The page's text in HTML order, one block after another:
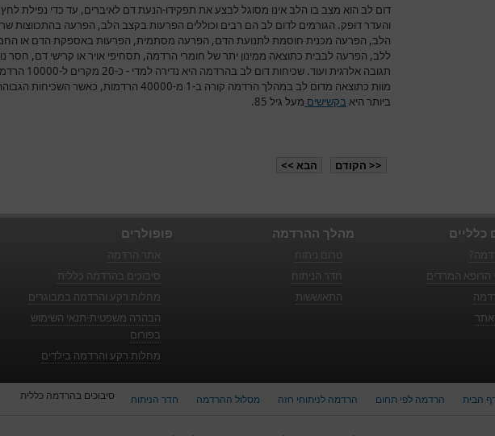
דום לב הוא מצב בו הלב אינו מסוגל לבצע את תפקידו-הנעת דם לאיברים, עד כדי נפילת
והעדר דופק. הגורמים לדום לב הם רבים וכוללים הפרעות בקצב הלב, הפרעה בהתכווצות
הלב, הפרעה מכנית חוסמת לתנועת הדם, הפרעה מסתמית, הפרעות באספקת הדם או
ללב, הפרעה לבבית כתוצאה ממינון יתר של חומרי הרדמה, תסחיפי אויר או קרישי דם, חסר
תגובה אלרגית ועוד. שכיחות דום לב בהרדמה היא
מוות כתוצאה מדום לב במהלך הרדמה קורה ב-1 מ-40000 הרדמות, כאשר השכיחות
ביותר היאבקשישים מעל גיל 85.
<< הקודם הבא >>
פופולרים
סיבוכים בהרדמה כללית
מחלות רקע והרדמה במבוגרים
הבהרה משפטית-תנאי השימוש
בפורום
מחלות רקע והרדמה בילדים
מהלך ההרדמה
חדר הניתוח
התאוששות
כלליים
הרופא המרדים
הבית הרדמה לפי תחום הרדמה לניתוחי חזה מסלול ההרדמה חדר הניתוח סיבוכים בהרדמה כללית